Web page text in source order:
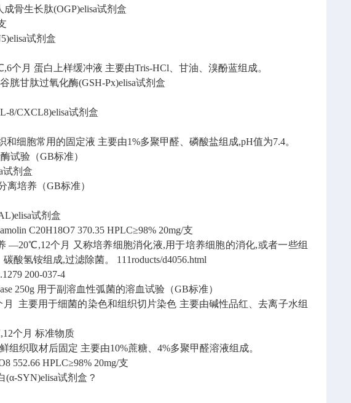
成骨生长肽(OGP)elisa试剂盒
试剂盒
个月 蛋白上样缓冲液 主要由Tris-HCl、甘油、溴酚蓝组成。
谷胱甘肽过氧化酶(GSH-Px)elisa试剂盒
8/CXCL8)elisa试剂盒
和细胞常用的固定液 主要由1%多聚甲醛、磷酸盐组成,pH值为7.4。
试验（GB标准）
试剂盒
离培养（GB标准）
试剂盒
C20H18O7 370.35 HPLC≥98% 20mg/支
—20℃,12个月
又称培养细胞消化液,用于培养细胞的消化,或者一些组
酸氢铵组成,过滤除菌。
111roducts/d4056.html
200-037-4
250g 用于副溶血性弧菌的溶血试验（GB标准）
主要用于细菌的染色和组织切片染色 主要由碱性品红、去离子水组
个月 标准物质
组织取材后固定 主要由10%蔗糖、4%多聚甲醛溶液组成。
552.66 HPLC≥98% 20mg/支
(α-SYN)elisa试剂盒?